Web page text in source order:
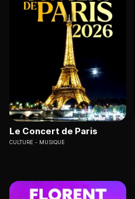
Le Concert de Paris
CULTURE MUSIQUE